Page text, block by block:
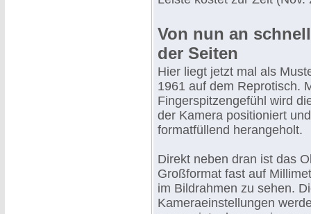
Von nun an
der Seiten
Hier liegt jetzt mal als
1961 auf dem Reprotisch.
Fingerspitzengefühl wird
der Kamera positioniert
formatfüllend herangeholt.
Direkt neben dran ist das
Großformat fast auf
im Bildrahmen zu sehen.
Kameraeinstellungen